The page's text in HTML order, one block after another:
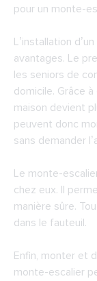
pour un monte-
L’installation
avantages. Le
les seniors de
domicile. Grâce
maison devient
peuvent donc
sans demander
Le monte-
chez eux. Il
manière sûre.
dans le fauteuil.
Enfin, monter et
monte-escalier